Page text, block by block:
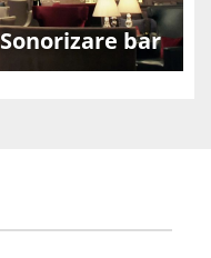
Sonorizare bar